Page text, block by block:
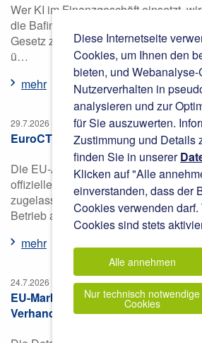
Wer KI im Finanzgeschäft einsetzt,
die Bafin stärker überwacht.
Gesetz zur Durchführung der
ü…
mehr
29.7.2026
EuroCTP ist offiziell Anbieter des
Die EU-Aufsichtsbehörde ESMA hat
offiziellen Anbieter in der EU für den
zugelassen. Das Unternehmen wird
Betrieb am…
mehr
24.7.2026
EU-Marktintegrationspaket: Wo
Verhandlungen zu Handel und
Diese Internetseite
Cookies, um Ihnen den
bieten, und
Nutzerverhalten in
analysieren und zur
für Sie auszuwerten.
Zustimmung und Details
finden Sie in unserer
Klicken auf "Alle
einverstanden, dass der
Cookies verwenden
Cookies sind stets
Nur technisch notwendige
Cookies
Alle annehmen